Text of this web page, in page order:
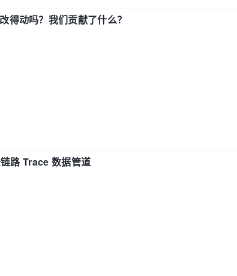
动吗？我们贡献了什么？
路 Trace 数据管道